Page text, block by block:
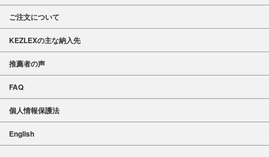
ご注文について
KEZLEXの主な納入先
推薦者の声
FAQ
個人情報保護法
English